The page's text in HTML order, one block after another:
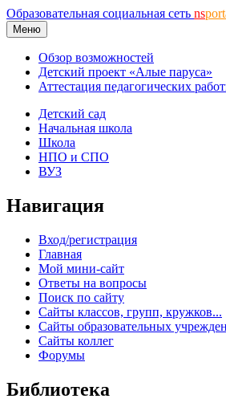
Образовательная социальная сеть ns
Меню
Обзор возможностей
Детский проект «Алые паруса»
Аттестация педагогических
Детский сад
Начальная школа
Школа
НПО и СПО
ВУЗ
Навигация
Вход/регистрация
Главная
Мой мини-сайт
Ответы на вопросы
Поиск по сайту
Сайты классов, групп, кружков...
Сайты образовательных
Сайты коллег
Форумы
Библиотека